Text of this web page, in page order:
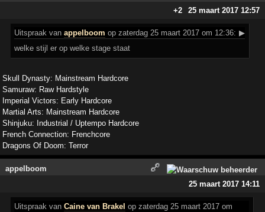
+2
25 maart 2017 12:57
Uitspraak vanappelboom op zaterdag 25 maart 2017 om 12:36: ▶
welke stijl er op welke stage staat
Skull Dynasty: Mainstream Hardcore
Samuraw: Raw Hardstyle
Imperial Victors: Early Hardcore
Martial Arts: Mainstream Hardcore
Shinjuku: Industrial / Uptempo Hardcore
French Connection: Frenchcore
Dragons Of Doom: Terror
appelboom
25 maart 2017 14:11
Uitspraak vanCaine van Brakel op zaterdag 25 maart 2017 om